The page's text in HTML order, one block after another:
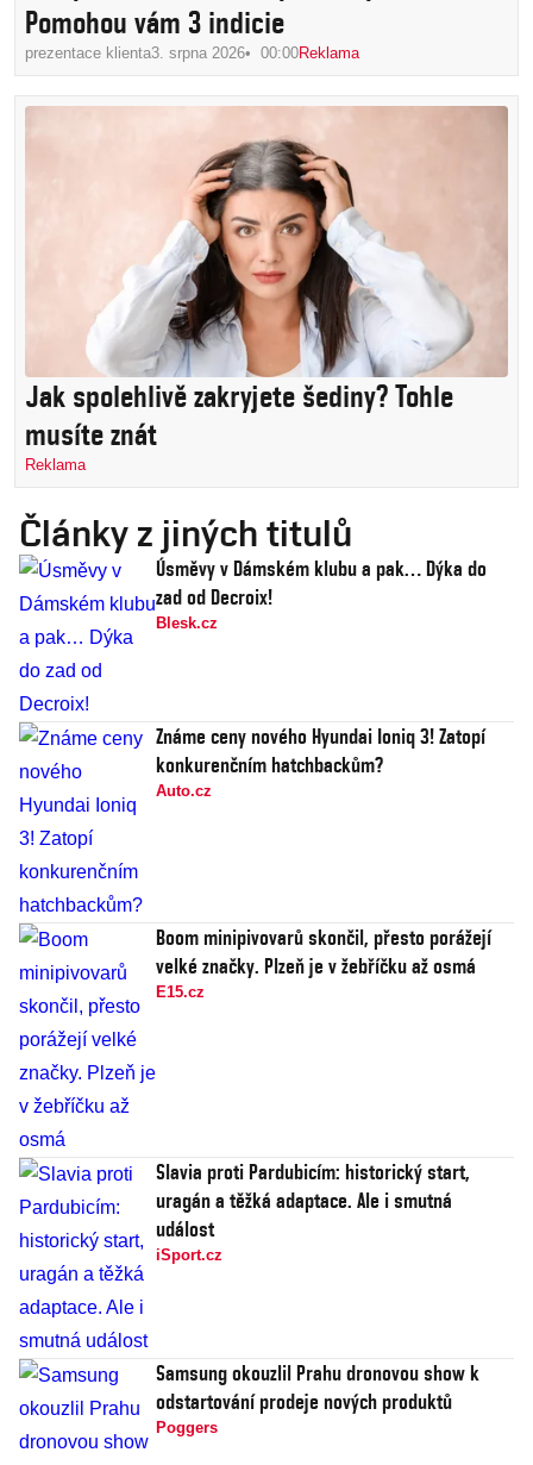
Pomohou vám 3 indicie
prezentace klienta3. srpna 2026 00:00Reklama
Jak spolehlivě zakryjete šediny? Tohle
musíte znát
Reklama
Články z jiných titulů
Úsměvy v Dámském klubu a pak… Dýka do
zad od Decroix!
Blesk.cz
Známe ceny nového Hyundai Ioniq 3! Zatopí
konkurenčním hatchbackům?
Auto.cz
Boom minipivovarů skončil, přesto porážejí
velké značky. Plzeň je v žebříčku až osmá
E15.cz
Slavia proti Pardubicím: historický start,
uragán a těžká adaptace. Ale i smutná
událost
iSport.cz
Samsung okouzlil Prahu dronovou show k
odstartování prodeje nových produktů
Poggers